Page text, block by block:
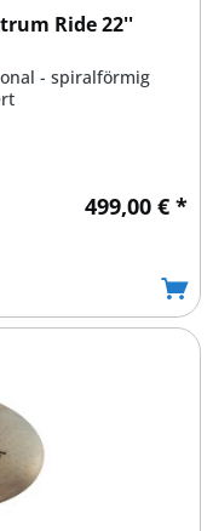
Ride 22''
- spiralförmig
499,00 € *